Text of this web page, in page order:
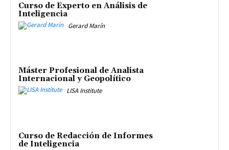
Curso de Experto en Análisis de
Inteligencia
Gerard Marín
Máster Profesional de Analista
Internacional y Geopolítico
LISA Institute
Curso de Redacción de Informes
de Inteligencia